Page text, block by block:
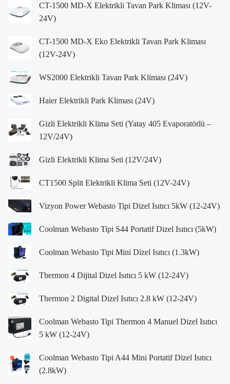
CT-1500 MD-X Elektrikli Tavan Park Kliması (12V-
24V)
CT-1500 MD-X Eko Elektrikli Tavan Park Kliması
(12V-24V)
WS2000 Elektrikli Tavan Park Kliması (24V)
Haier Elektrikli Park Kliması (24V)
Gizli Elektrikli Klima Seti (Yatay 405 Evaporatörlü –
12V/24V)
Gizli Elektrikli Klima Seti (12V/24V)
CT1500 Split Elektrikli Klima Seti (12V-24V)
Vizyon Power Webasto Tipi Dizel Isıtıcı 5kW (12-24V)
Coolman Webasto Tipi S44 Portatif Dizel Isıtıcı (5kW)
Coolman Webasto Tipi Mini Dizel Isıtıcı (1.3kW)
Thermon 4 Dijital Dizel Isıtıcı 5 kW (12-24V)
Thermon 2 Digital Dizel Isıtıcı 2.8 kW (12-24V)
Coolman Webasto Tipi Thermon 4 Manuel Dizel Isıtıcı
5 kW (12-24V)
Coolman Webasto Tipi A44 Mini Portatif Dizel Isıtıcı
(2.8kW)